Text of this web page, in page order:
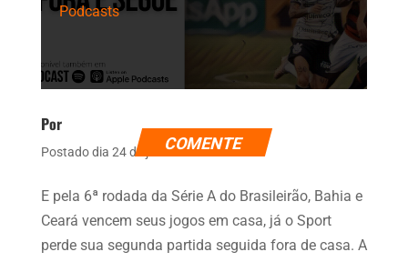
Podcasts
Por
Postado dia 24 de junho de 2021
COMENTE
E pela 6ª rodada da Série A do Brasileirão, Bahia e
Ceará vencem seus jogos em casa, já o Sport
perde sua segunda partida seguida fora de casa. A